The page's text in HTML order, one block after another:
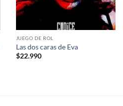
JUEGO DE ROL
Las dos caras de Eva
$22.990